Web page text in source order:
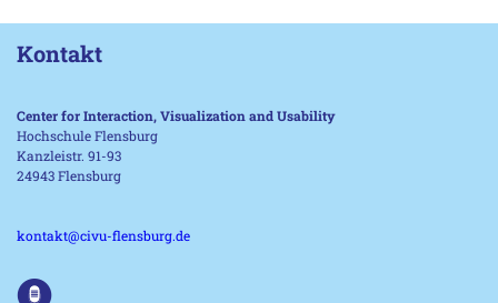
Kontakt
Center for Interaction, Visualization and Usability
Hochschule Flensburg
Kanzleistr. 91-93
24943 Flensburg
kontakt@civu-flensburg.de